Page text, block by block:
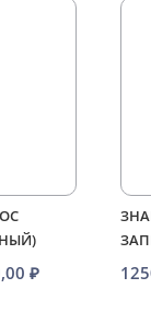
₽Диапазон